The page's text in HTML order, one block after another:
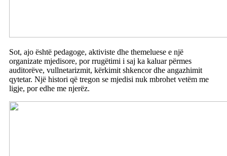
Sot, ajo është pedagoge, aktiviste dhe themeluese e një
organizate mjedisore, por rrugëtimi i saj ka kaluar përmes
auditorëve, vullnetarizmit, kërkimit shkencor dhe angazhimit
qytetar. Një histori që tregon se mjedisi nuk mbrohet vetëm me
ligje, por edhe me njerëz.